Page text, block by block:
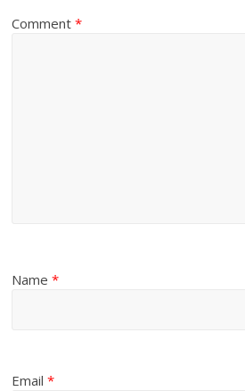
Comment*
Name*
Email*